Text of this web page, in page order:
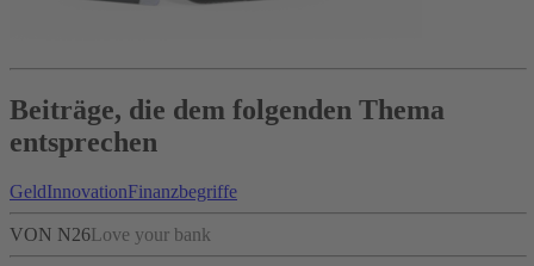
Beiträge, die dem folgenden Thema
entsprechen
GeldInnovationFinanzbegriffe
VON N26Love your bank